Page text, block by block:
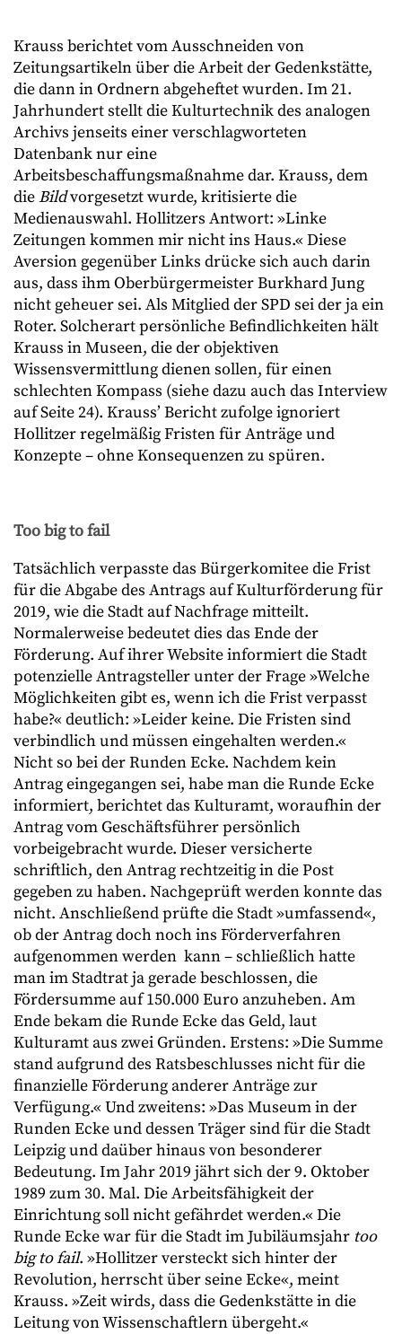
Krauss berichtet vom Ausschneiden von
Zeitungsartikeln über die Arbeit der Gedenkstätte,
die dann in Ordnern abgeheftet wurden. Im 21.
Jahrhundert stellt die Kulturtechnik des analogen
Archivs jenseits einer verschlagworteten
Datenbank nur eine
Arbeitsbeschaffungsmaßnahme dar. Krauss, dem
die Bildvorgesetzt wurde, kritisierte die
Medienauswahl. Hollitzers Antwort: »Linke
Zeitungen kommen mir nicht ins Haus.« Diese
Aversion gegenüber Links drücke sich auch darin
aus, dass ihm Oberbürgermeister Burkhard Jung
nicht geheuer sei. Als Mitglied der SPD sei der ja ein
Roter. Solcherart persönliche Befindlichkeiten hält
Krauss in Museen, die der objektiven
Wissensvermittlung dienen sollen, für einen
schlechten Kompass (siehe dazu auch das Interview
auf Seite 24). Krauss’ Bericht zufolge ignoriert
Hollitzer regelmäßig Fristen für Anträge und
Konzepte – ohne Konsequenzen zu spüren.
Too big to fail
Tatsächlich verpasste das Bürgerkomitee die Frist
für die Abgabe des Antrags auf Kulturförderung für
2019, wie die Stadt auf Nachfrage mitteilt.
Normalerweise bedeutet dies das Ende der
Förderung. Auf ihrer Website informiert die Stadt
potenzielle Antragsteller unter der Frage »Welche
Möglichkeiten gibt es, wenn ich die Frist verpasst
habe?« deutlich: »Leider keine. Die Fristen sind
verbindlich und müssen eingehalten werden.«
Nicht so bei der Runden Ecke. Nachdem kein
Antrag eingegangen sei, habe man die Runde Ecke
informiert, berichtet das Kulturamt, woraufhin der
Antrag vom Geschäftsführer persönlich
vorbeigebracht wurde. Dieser versicherte
schriftlich, den Antrag rechtzeitig in die Post
gegeben zu haben. Nachgeprüft werden konnte das
nicht. Anschließend prüfte die Stadt »umfassend«,
ob der Antrag doch noch ins Förderverfahren
aufgenommen werden kann – schließlich hatte
man im Stadtrat ja gerade beschlossen, die
Fördersumme auf 150.000 Euro anzuheben. Am
Ende bekam die Runde Ecke das Geld, laut
Kulturamt aus zwei Gründen. Erstens: »Die Summe
stand aufgrund des Ratsbeschlusses nicht für die
finanzielle Förderung anderer Anträge zur
Verfügung.« Und zweitens: »Das Museum in der
Runden Ecke und dessen Träger sind für die Stadt
Leipzig und daüber hinaus von besonderer
Bedeutung. Im Jahr 2019 jährt sich der 9. Oktober
1989 zum 30. Mal. Die Arbeitsfähigkeit der
Einrichtung soll nicht gefährdet werden.« Die
Runde Ecke war für die Stadt im Jubiläumsjahr too
big to fail. »Hollitzer versteckt sich hinter der
Revolution, herrscht über seine Ecke«, meint
Krauss. »Zeit wirds, dass die Gedenkstätte in die
Leitung von Wissenschaftlern übergeht.«